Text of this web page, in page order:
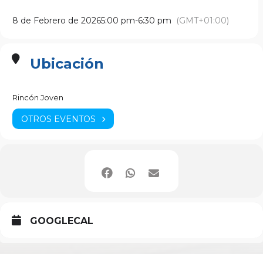
8 de Febrero de 20265:00 pm-6:30 pm (GMT+01:00)
Ubicación
Rincón Joven
OTROS EVENTOS
GOOGLECAL